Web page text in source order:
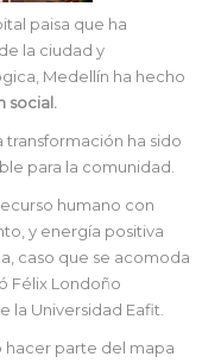
paisa que ha
la ciudad y
Medellín ha hecho
social.
ha sido
para la comunidad.
humano con
y energía positiva
caso que se acomoda
Félix Londoño
la Universidad Eafit.
hacer parte del mapa